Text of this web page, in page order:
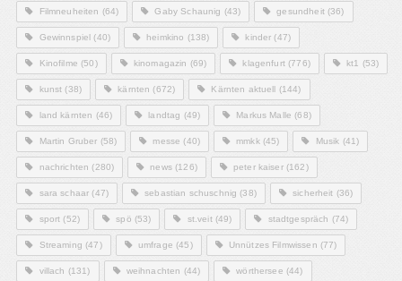
Filmneuheiten (64) Gaby Schaunig (43) gesundheit(36)
Gewinnspiel (40) heimkino (138) kinder (47)
Kinofilme (50) kinomagazin (69) klagenfurt(776) kt1 (53)
kunst (38) kärnten (672) Kärnten aktuell (144)
land kärnten (46) landtag (49) Markus Malle (68)
Martin Gruber (58) messe (40) mmkk(45) Musik (41)
nachrichten (280) news(126) peter kaiser(162)
sara schaar (47) sebastian schuschnig (38) sicherheit (36)
sport (52) spö (53) st.veit(49) stadtgespräch (74)
Streaming (47) umfrage (45) Unnützes Filmwissen (77)
villach (131) weihnachten (44) wörthersee (44)